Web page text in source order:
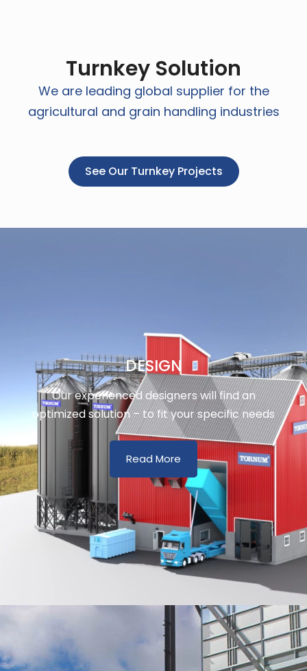
Turnkey Solution
We are leading global supplier for the
agricultural and grain handling industries
See Our Turnkey Projects
DESIGN
Our experienced designers will find an
optimized solution – to fit your specific needs
Read More